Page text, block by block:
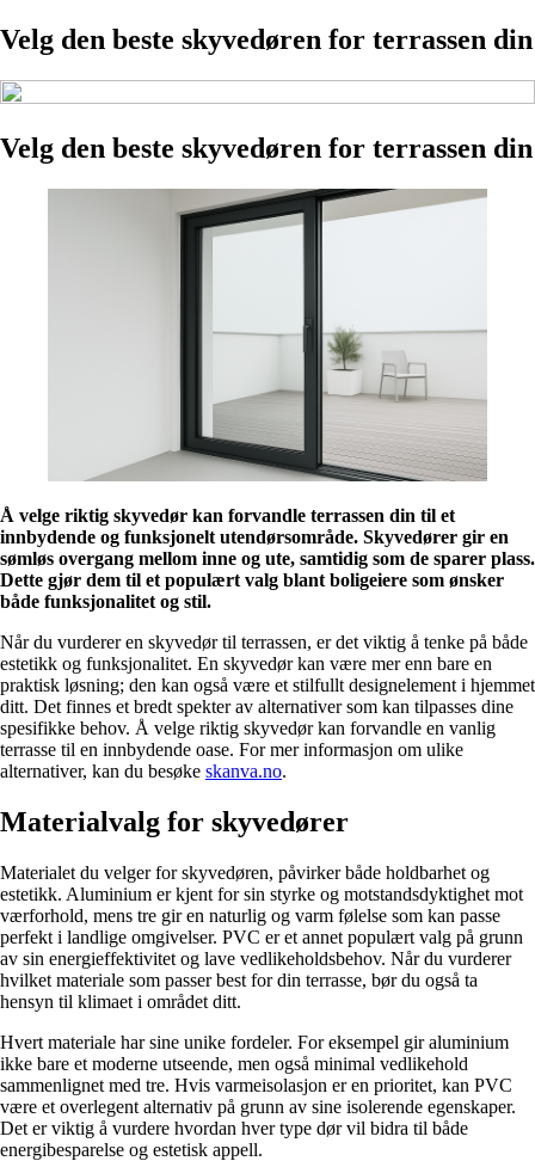
Velg den beste skyvedøren for terrassen din
Velg den beste skyvedøren for terrassen din
Å velge riktig skyvedør kan forvandle terrassen din til et
innbydende og funksjonelt utendørsområde. Skyvedører gir en
sømløs overgang mellom inne og ute, samtidig som de sparer plass.
Dette gjør dem til et populært valg blant boligeiere som ønsker
både funksjonalitet og stil.
Når du vurderer en skyvedør til terrassen, er det viktig å tenke på både
estetikk og funksjonalitet. En skyvedør kan være mer enn bare en
praktisk løsning; den kan også være et stilfullt designelement i hjemmet
ditt. Det finnes et bredt spekter av alternativer som kan tilpasses dine
spesifikke behov. Å velge riktig skyvedør kan forvandle en vanlig
terrasse til en innbydende oase. For mer informasjon om ulike
alternativer, kan du besøke skanva.no.
Materialvalg for skyvedører
Materialet du velger for skyvedøren, påvirker både holdbarhet og
estetikk. Aluminium er kjent for sin styrke og motstandsdyktighet mot
værforhold, mens tre gir en naturlig og varm følelse som kan passe
perfekt i landlige omgivelser. PVC er et annet populært valg på grunn
av sin energieffektivitet og lave vedlikeholdsbehov. Når du vurderer
hvilket materiale som passer best for din terrasse, bør du også ta
hensyn til klimaet i området ditt.
Hvert materiale har sine unike fordeler. For eksempel gir aluminium
ikke bare et moderne utseende, men også minimal vedlikehold
sammenlignet med tre. Hvis varmeisolasjon er en prioritet, kan PVC
være et overlegent alternativ på grunn av sine isolerende egenskaper.
Det er viktig å vurdere hvordan hver type dør vil bidra til både
energibesparelse og estetisk appell.